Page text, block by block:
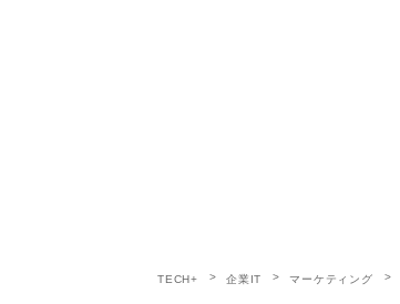
TECH+ 企業IT マーケティング